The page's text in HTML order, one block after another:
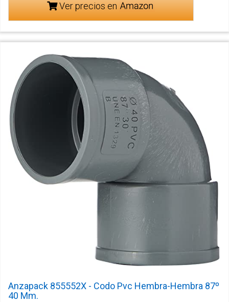
Ver precios en
Anzapack 855552X - Codo Pvc Hembra-Hembra 87º
40 Mm.